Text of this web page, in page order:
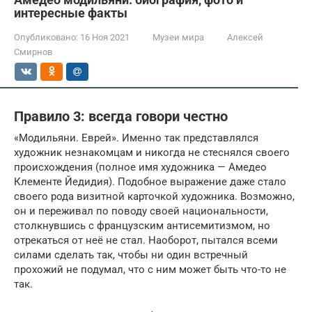
интересные факты
Опубликовано: 16 Ноя 2021 Музеи мира
Алексей
Смирнов
Правило 3: всегда говори честно
«Модильяни. Еврей». Именно так представлялся
художник незнакомцам и никогда не стеснялся своего
происхождения (полное имя художника — Амедео
Клементе Йедидия). Подобное выражение даже стало
своего рода визитной карточкой художника. Возможно,
он и переживал по поводу своей национальности,
столкнувшись с французским антисемитизмом, но
отрекаться от неё не стал. Наоборот, пытался всеми
силами сделать так, чтобы ни один встречный
прохожий не подумал, что с ним может быть что-то не
так.